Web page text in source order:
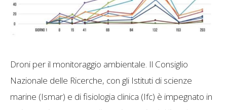
Droni per il monitoraggio ambientale. Il Consiglio
Nazionale delle Ricerche, con gli Istituti di scienze
marine (Ismar) e di fisiologia clinica (Ifc) è impegnato in